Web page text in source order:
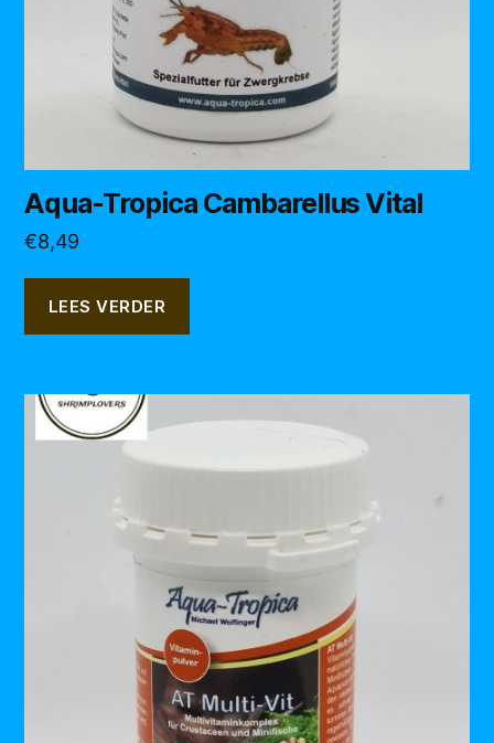
Aqua-Tropica Cambarellus Vital
€8,49
LEES VERDER